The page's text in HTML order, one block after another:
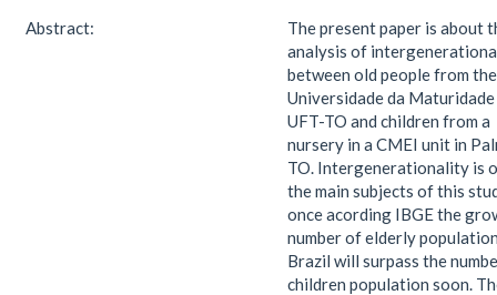
Abstract:
The present paper is about
analysis of
between old people from the
Universidade da
UFT-TO and children from a
nursery in a CMEI unit in
TO. Intergenerationality is
the main subjects of this
once acording IBGE the
number of elderly
Brazil will surpass the
children population soon.